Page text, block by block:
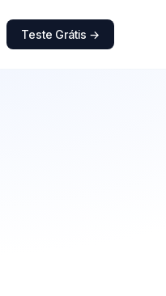
Teste Grátis →